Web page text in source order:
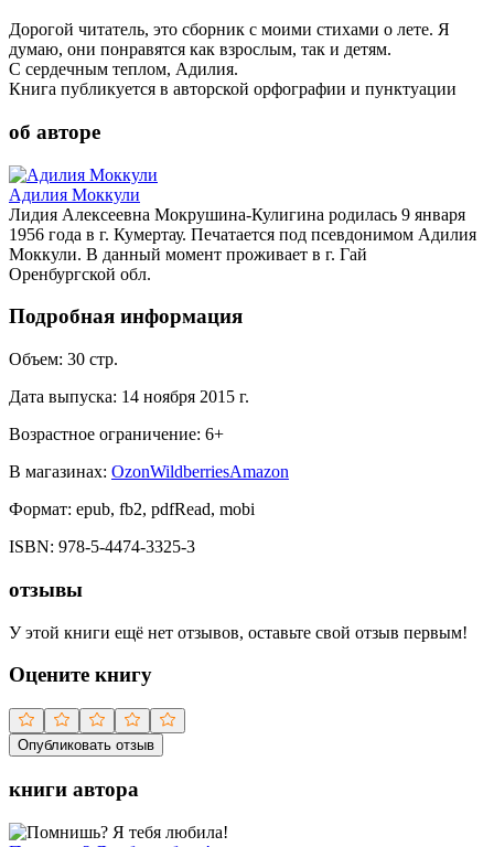
Дорогой читатель, это сборник с моими стихами о лете. Я
думаю, они понравятся как взрослым, так и детям.
С сердечным теплом, Адилия.
Книга публикуется в авторской орфографии и пунктуации
об авторе
Адилия Моккули
Лидия Алексеевна Мокрушина-Кулигина родилась 9 января
1956 года в г. Кумертау. Печатается под псевдонимом Адилия
Моккули. В данный момент проживает в г. Гай
Оренбургской обл.
Подробная информация
Объем: 30 стр.
Дата выпуска: 14 ноября 2015 г.
Возрастное ограничение: 6+
В магазинах: OzonWildberriesAmazon
Формат: epub, fb2, pdfRead, mobi
ISBN: 978-5-4474-3325-3
отзывы
У этой книги ещё нет отзывов, оставьте свой отзыв первым!
Оцените книгу
Опубликовать отзыв
книги автора